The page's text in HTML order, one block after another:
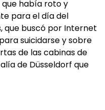
había roto y
para el día del
que buscó por Internet
suicidarse y sobre
de las cabinas de
de Düsseldorf que